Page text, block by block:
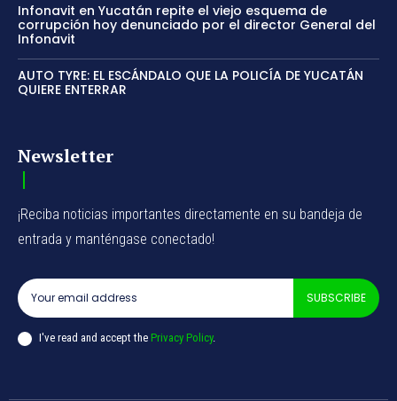
Infonavit en Yucatán repite el viejo esquema de
corrupción hoy denunciado por el director General del
Infonavit
AUTO TYRE: EL ESCÁNDALO QUE LA POLICÍA DE YUCATÁN
QUIERE ENTERRAR
Newsletter
¡Reciba noticias importantes directamente en su bandeja de
entrada y manténgase conectado!
SUBSCRIBE
I've read and accept the Privacy Policy.